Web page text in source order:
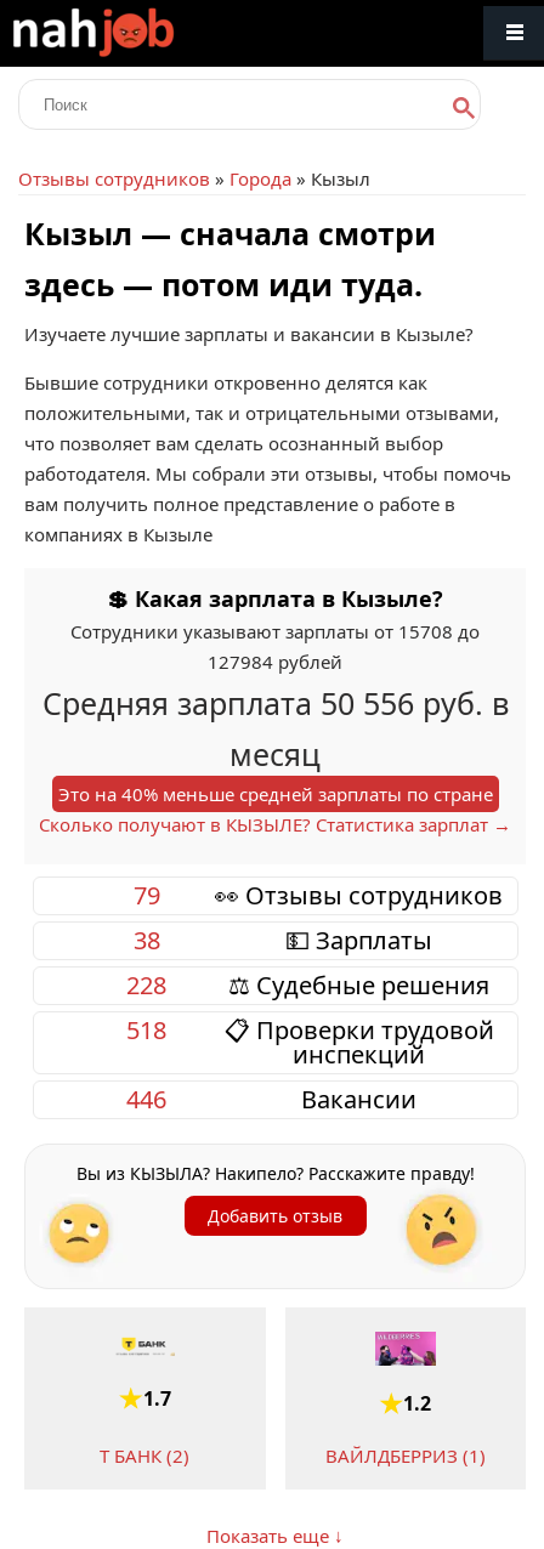
Отзывы сотрудников » Города » Кызыл
Кызыл — сначала смотри
здесь — потом иди туда.
Изучаете лучшие зарплаты и вакансии в Кызыле?
Бывшие сотрудники откровенно делятся как
положительными, так и отрицательными отзывами,
что позволяет вам сделать осознанный выбор
работодателя. Мы собрали эти отзывы, чтобы помочь
вам получить полное представление о работе в
компаниях в Кызыле
💲 Какая зарплата в Кызыле?
Сотрудники указывают зарплаты от 15708 до
127984 рублей
Средняя зарплата 50 556 руб. в
месяц
Это на 40% меньше средней зарплаты по стране
Сколько получают в КЫЗЫЛЕ? Статистика зарплат →
👀 Отзывы сотрудников
79
💵 Зарплаты
38
⚖️ Судебные решения
228
📋 Проверки трудовой
инспекций
518
Вакансии
446
Вы из КЫЗЫЛА? Накипело? Расскажите правду!
Добавить отзыв
1.7
Т БАНК (2)
1.2
ВАЙЛДБЕРРИЗ (1)
Показать еще ↓